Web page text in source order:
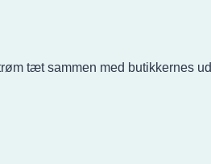
tæt sammen med butikkernes